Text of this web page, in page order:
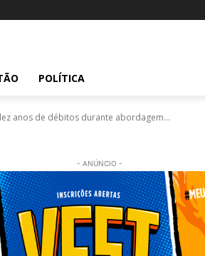
POLÍTICA
anos de débitos durante abordagem...
- ANÚNCIO -